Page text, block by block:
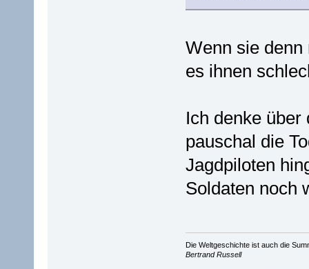
Wenn sie
es ihnen
Ich denke
pauschal die
Jagdpiloten
Soldaten
Die Weltgeschichte ist auch die
Bertrand Russell